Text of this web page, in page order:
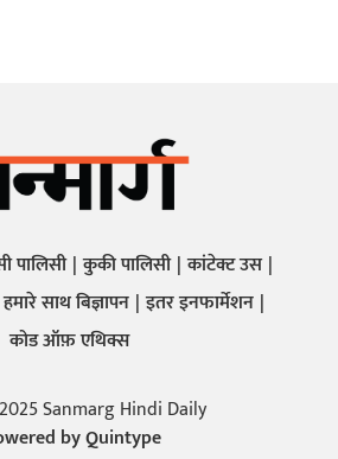
पालिसी कुकी पालिसी कांटेक्ट उस
हमारे साथ बिज्ञापन इतर इनफार्मेशन
कोड ऑफ़ एथिक्स
Sanmarg Hindi Daily
byQuintype